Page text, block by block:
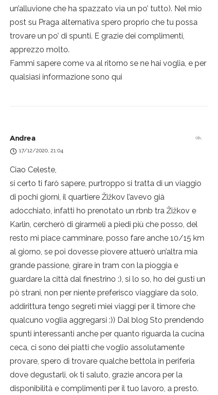
un’alluvione che ha spazzato via un po’ tutto). Nel mio
post su Praga alternativa spero proprio che tu possa
trovare un po’ di spunti. E grazie dei complimenti,
apprezzo molto.
Fammi sapere come va al ritorno se ne hai voglia, e per
qualsiasi informazione sono qui
Andrea
17/12/2020, 21:04
Ciao Celeste,
si certo ti farò sapere, purtroppo si tratta di un viaggio
di pochi giorni, il quartiere Žižkov l’avevo già
adocchiato, infatti ho prenotato un rbnb tra Žižkov e
Karlin, cercherò di girarmeli a piedi più che posso, del
resto mi piace camminare, posso fare anche 10/15 km
al giorno, se poi dovesse piovere attuerò un’altra mia
grande passione, girare in tram con la pioggia e
guardare la città dal finestrino :), si lo so, ho dei gusti un
pò strani, non per niente preferisco viaggiare da solo,
addirittura tengo segreti miei viaggi per il timore che
qualcuno voglia aggregarsi :)) Dal blog Sto prendendo
spunti interessanti anche per quanto riguarda la cucina
ceca, ci sono dei piatti che voglio assolutamente
provare, spero di trovare qualche bettola in periferia
dove degustarli, ok ti saluto, grazie ancora per la
disponibilità e complimenti per il tuo lavoro, a presto.